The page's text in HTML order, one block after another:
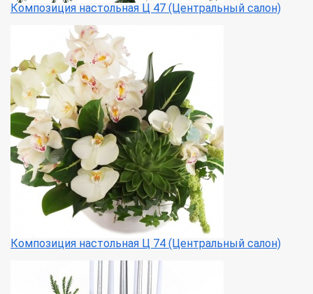
Композиция настольная Ц 47 (Центральный салон)
Композиция настольная Ц 74 (Центральный салон)